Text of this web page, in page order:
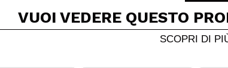
VUOI VEDERE QUESTO
SCOPRI DI